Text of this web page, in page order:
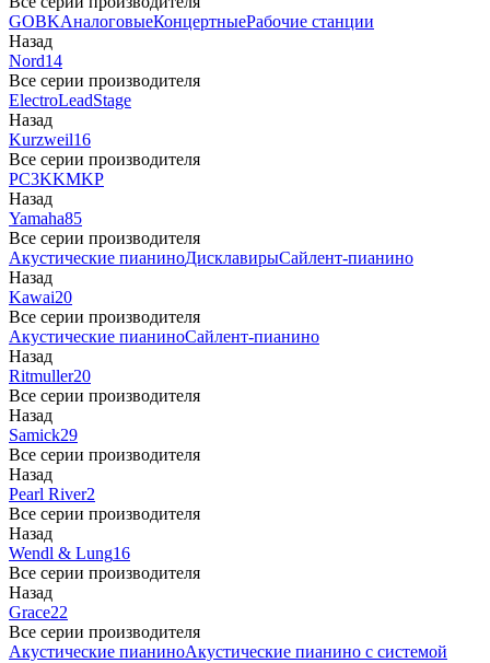
GOBKАналоговыеКонцертныеРабочие станции
Назад
Nord14
Все серии производителя
ElectroLeadStage
Назад
Kurzweil16
Все серии производителя
PC3KKMKP
Назад
Yamaha85
Все серии производителя
Акустические пианиноДисклавирыСайлент-пианино
Назад
Kawai20
Все серии производителя
Акустические пианиноСайлент-пианино
Назад
Ritmuller20
Все серии производителя
Назад
Samick29
Все серии производителя
Назад
Pearl River2
Все серии производителя
Назад
Wendl & Lung16
Все серии производителя
Назад
Grace22
Все серии производителя
Акустические пианиноАкустические пианино с системой